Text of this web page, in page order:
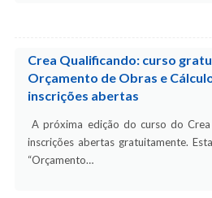
Crea Qualificando: curso
Orçamento de Obras e
inscrições abertas
A próxima edição do curso do
inscrições abertas gratuitamente.
“Orçamento…